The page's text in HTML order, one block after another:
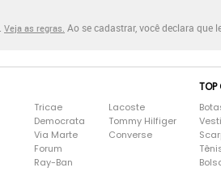
Veja as regras. Ao se cadastrar, você declara que
Tricae
Democrata
Via Marte
Forum
Ray-Ban
Lacoste
Tommy Hilfiger
Converse
TOP